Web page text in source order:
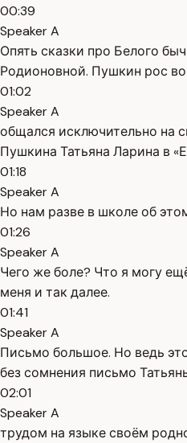
00:39
Speaker A
Опять сказки про Белого
Родионовной. Пушкин рос
01:02
Speaker A
общался исключительно на
Пушкина Татьяна Ларина в
01:18
Speaker A
Но нам разве в школе об
01:26
Speaker A
Чего же боле? Что я могу
меня и так далее.
01:41
Speaker A
Письмо большое. Но ведь
без сомнения письмо
02:01
Speaker A
трудом на языке своём